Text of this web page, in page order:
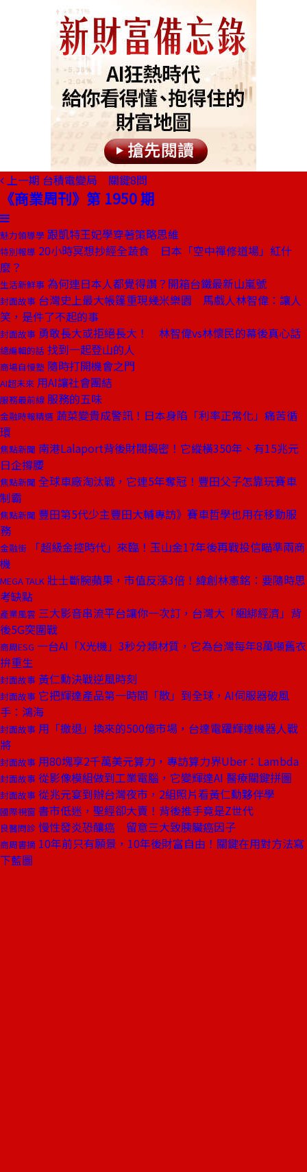
上一期 台積電變局 關鍵8問
《商業周刊》第 1950 期
魅力領導學 跟凱特王妃學穿著策略思維
特別報導 20小時冥想抄經全蔬食 日本「空中禪修道場」紅什
麼？
生活新鮮事 為何連日本人都覺得讚？開箱台鐵最新山嵐號
封面故事 台灣史上最大帳篷重現幾米樂園 馬戲人林智偉：讓人
笑，是件了不起的事
封面故事 勇敢長大或拒絕長大！ 林智偉vs林懷民的幕後真心話
總編輯的話 找到一起登山的人
商場自慢塾 隨時打開機會之門
AI超未來 用AI讓社會團結
服務最前線 服務的五味
金融時報精選 蔬菜變貴成警訊！日本身陷「利率正常化」痛苦循
環
焦點新聞 南港Lalaport背後財閥揭密！它縱橫350年、有15兆元
日企撐腰
焦點新聞 全球車廠淘汰戰，它連5年奪冠！豐田父子怎靠玩賽車
制霸
焦點新聞 豐田第5代少主豐田大輔專訪》賽車哲學也用在移動服
務
金融街
「超級金控時代」來臨！玉山金17年後再戰投信瞄準兩商
機
MEGA TALK 壯士斷腕蘋果，市值反漲3倍！緯創林憲銘：要隨時思
考缺點
產業風雲 三大影音串流平台讓你一次訂，台灣大「綑綁經濟」背
後5G突圍戰
商周ESG 一台AI「X光機」3秒分類材質，它為台灣每年8萬噸舊衣
拚重生
封面故事 黃仁勳決戰逆風時刻
封面故事 它把輝達產品第一時間「散」到全球，AI伺服器破風
手：鴻海
封面故事 用「撤退」換來的500億市場，台達電躍輝達機器人戰
將
封面故事 用80塊享2千萬美元算力，專訪算力界Uber：Lambda
封面故事 從影像模組做到工業電腦，它變輝達AI 醫療關鍵拼圖
封面故事 從兆元宴到辦台灣夜市，2組照片看黃仁勳夥伴學
國際視窗 書市低迷，聖經卻大賣！背後推手竟是Z世代
良醫問診 慢性發炎恐釀癌 留意三大致胰臟癌因子
商周書摘 10年前只有願景，10年後財富自由！關鍵在用對方法寫
下藍圖